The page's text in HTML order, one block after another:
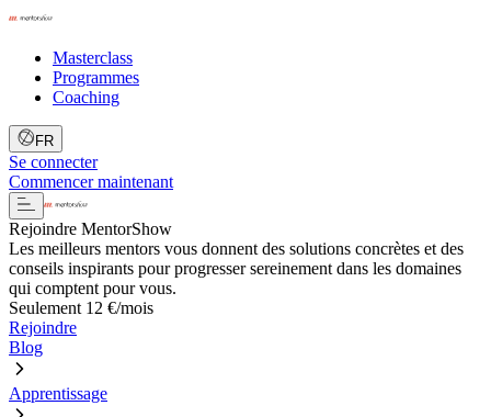
Masterclass
Programmes
Coaching
FR
Se connecter
Commencer maintenant
Rejoindre MentorShow
Les meilleurs mentors vous donnent des solutions concrètes et des
conseils inspirants pour progresser sereinement dans les domaines
qui comptent pour vous.
Seulement 12 €/mois
Rejoindre
Blog
Apprentissage